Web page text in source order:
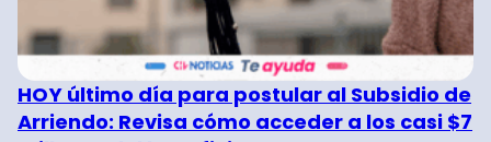
HOY último día para postular al Subsidio de
Arriendo: Revisa cómo acceder a los casi $7